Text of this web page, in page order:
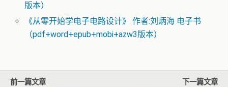
版本）
《从零开始学电子电路设计》 作者:刘炳海 电子书
（pdf+word+epub+mobi+azw3版本）
前一篇文章
下一篇文章